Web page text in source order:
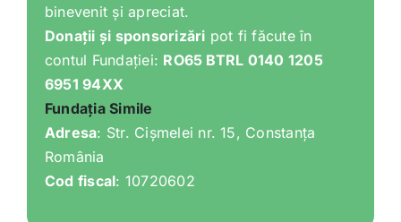
binevenit și apreciat.
Donații și sponsorizări pot fi făcute în
contul Fundației: RO65 BTRL 0140 1205
6951 94XX
Fundația Simile
Adresa: Str. Cișmelei nr. 15, Constanța
România
Cod fiscal: 10720602